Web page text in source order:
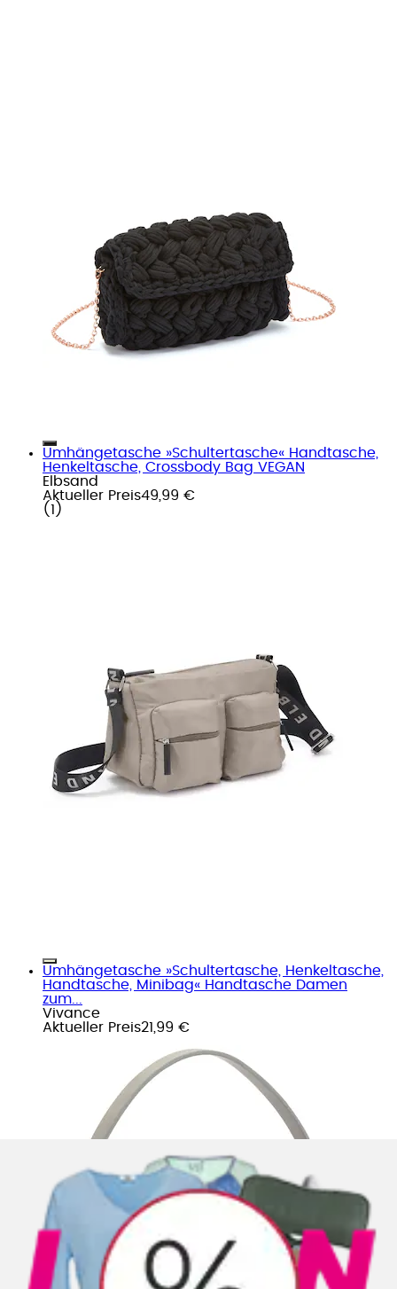
Umhängetasche »Schultertasche« Handtasche,
Henkeltasche, Crossbody Bag VEGAN
Elbsand
Aktueller Preis49,99 €
( 1 )
Umhängetasche »Schultertasche, Henkeltasche,
Handtasche, Minibag« Handtasche Damen
zum...
Vivance
Aktueller Preis21,99 €